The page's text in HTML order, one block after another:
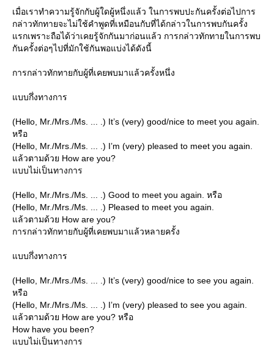
เมื่อเราทำความรู้จักกับผู้ใดผู้หนึ่งแล้ว ในการพบปะกันครั้งต่อไปการ
กล่าวทักทายจะไม่ใช้คำพูดที่เหมือนกับที่ได้กล่าวในการพบกันครั้ง
รกเพราะถือได้ว่าเคยรู้จักกันมาก่อนแล้ว การกล่าวทักทายในการพบ
กันครั้งต่อๆไปที่มักใช้กันพอแบ่งได้ดังนี้
การกล่าวทักทายกับผู้ที่เคยพบมาแล้วครั้งหนึ่ง
บบกึ่งทางการ
(Hello, Mr./Mrs./Ms. ... .) It’s (very) good/nice to meet you again.
หรือ
(Hello, Mr./Mrs./Ms. ... .) I’m (very) pleased to meet you again.
ล้วตามด้วย How are you?
บบไม่เป็นทางการ
(Hello, Mr./Mrs./Ms. ... .) Good to meet you again. หรือ
(Hello, Mr./Mrs./Ms. ... .) Pleased to meet you again.
ล้วตามด้วย How are you?
การกล่าวทักทายกับผู้ที่เคยพบมาแล้วหลายครั้ง
บบกึ่งทางการ
(Hello, Mr./Mrs./Ms. ... .) It’s (very) good/nice to see you again.
หรือ
(Hello, Mr./Mrs./Ms. ... .) I’m (very) pleased to see you again.
ล้วตามด้วย How are you? หรือ
How have you been?
บบไม่เป็นทางการ